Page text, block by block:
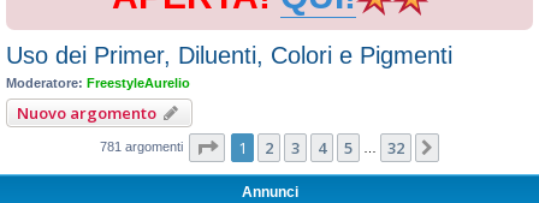
Uso dei Primer, Diluenti, Colori e Pigmenti
Moderatore: FreestyleAurelio
Nuovo argomento
781 argomenti Pagina di 32
1 2 3 4 5 32
Annunci